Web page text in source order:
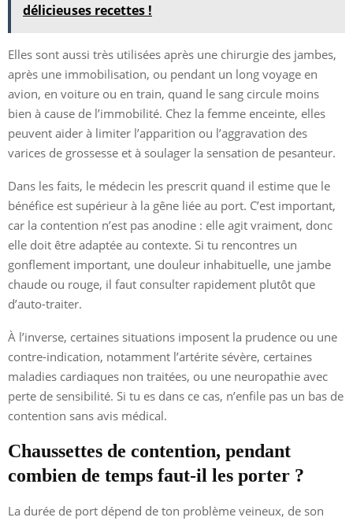
délicieuses recettes !
Elles sont aussi très utilisées après une chirurgie des jambes,
après une immobilisation, ou pendant un long voyage en
avion, en voiture ou en train, quand le sang circule moins
bien à cause de l’immobilité. Chez la femme enceinte, elles
peuvent aider à limiter l’apparition ou l’aggravation des
varices de grossesse et à soulager la sensation de pesanteur.
Dans les faits, le médecin les prescrit quand il estime que le
bénéfice est supérieur à la gêne liée au port. C’est important,
car la contention n’est pas anodine : elle agit vraiment, donc
elle doit être adaptée au contexte. Si tu rencontres un
gonflement important, une douleur inhabituelle, une jambe
chaude ou rouge, il faut consulter rapidement plutôt que
d’auto-traiter.
À l’inverse, certaines situations imposent la prudence ou une
contre-indication, notamment l’artérite sévère, certaines
maladies cardiaques non traitées, ou une neuropathie avec
perte de sensibilité. Si tu es dans ce cas, n’enfile pas un bas de
contention sans avis médical.
Chaussettes de contention, pendant
combien de temps faut-il les porter ?
La durée de port dépend de ton problème veineux, de son